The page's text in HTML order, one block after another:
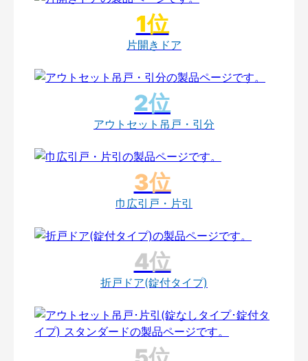
片開きドア
アウトセット吊戸・引分
巾広引戸・片引
折戸ドア(錠付タイプ)